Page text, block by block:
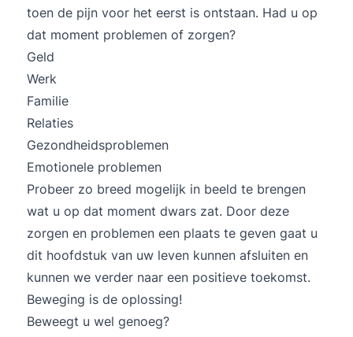
toen de pijn voor het eerst is ontstaan. Had u op
dat moment problemen of zorgen?
Geld
Werk
Familie
Relaties
Gezondheidsproblemen
Emotionele problemen
Probeer zo breed mogelijk in beeld te brengen
wat u op dat moment dwars zat. Door deze
zorgen en problemen een plaats te geven gaat u
dit hoofdstuk van uw leven kunnen afsluiten en
kunnen we verder naar een positieve toekomst.
Beweging is de oplossing!
Beweegt u wel genoeg?